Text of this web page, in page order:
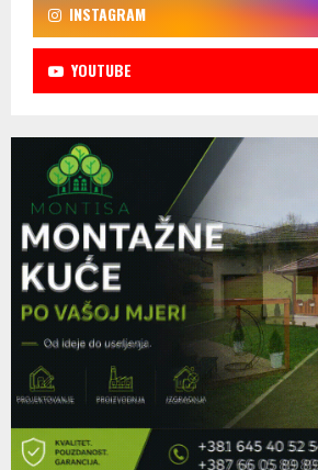
INSTAGRAM
YOUTUBE